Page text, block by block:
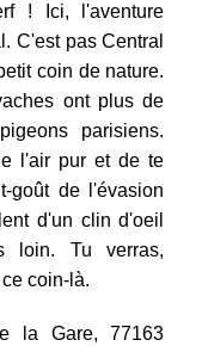
! Ici, l'aventure
C'est pas Central
coin de nature.
ont plus de
parisiens.
l'air pur et de te
goût de l'évasion
d'un clin d'oeil
loin. Tu verras,
coin-là.
la Gare, 77163